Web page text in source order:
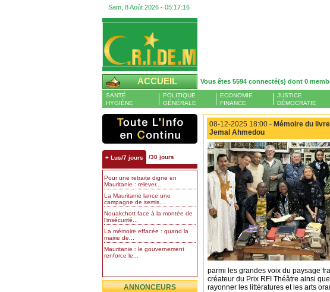
Sam, 8 Août 2026 - 05:17:17
ACCUEIL Vous êtes 5594 connecté(s) dont 0
SANTÉ
HYGIÈNE
POLITIQUE
GÉNÉRALE
ECONOMIE
FINANCE
JUSTICE
DÉMOCRATIE
+ Lus/7 jours /30 jours
Pour une retraite digne en
Mauritanie : relever...
La Mauritanie lance une
campagne de semis...
Nouakchott face à la montée de
l’insécurité...
La mémoire effacée : quand la
mairie de...
Mauritanie : le gouvernement
renforce le...
ANNONCEURS
08-12-2025 18:00 - Mémoire du
Jemal Ahmedou
parmi les grandes voix du paysage
créateur du Prix RFI Théâtre ainsi
rayonner les littératures et les arts